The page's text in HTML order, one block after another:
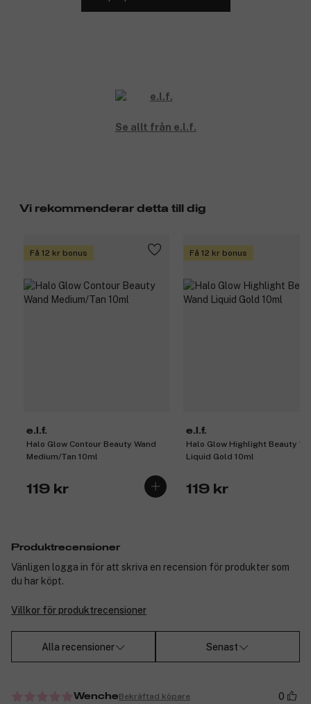
Se allt från e.l.f.
Vi rekommenderar detta till dig
Få 12 kr bonus
e.l.f.
Halo Glow Contour Beauty Wand
Medium/Tan 10ml
119 kr
Få 12 kr bonus
e.l.f.
Halo Glow Highlight Beauty
Liquid Gold 10ml
119 kr
Produktrecensioner
Vänligen logga in för att skriva en recension för produkter som
du har köpt.
Villkor för produktrecensioner
Alla recensioner Senast
WencheBekräftad köpare 0